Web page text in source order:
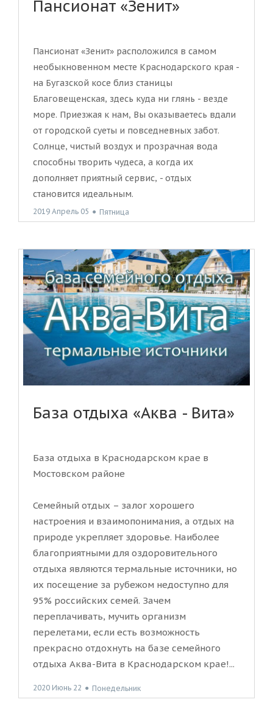
Пансионат «Зенит»
Пансионат «Зенит» расположился в самом
необыкновенном месте Краснодарского края -
на Бугазской косе близ станицы
Благовещенская, здесь куда ни глянь - везде
море. Приезжая к нам, Вы оказываетесь вдали
от городской суеты и повседневных забот.
Солнце, чистый воздух и прозрачная вода
способны творить чудеса, а когда их
дополняет приятный сервис, - отдых
становится идеальным.
2019 Апрель 05 ● Пятница
База отдыха «Аква - Вита»
База отдыха в Краснодарском крае в
Мостовском районе
Семейный отдых – залог хорошего
настроения и взаимопонимания, а отдых на
природе укрепляет здоровье. Наиболее
благоприятными для оздоровительного
отдыха являются термальные источники, но
их посещение за рубежом недоступно для
95% российских семей. Зачем
переплачивать, мучить организм
перелетами, если есть возможность
прекрасно отдохнуть на базе семейного
отдыха Аква-Вита в Краснодарском крае!...
2020 Июнь 22 ● Понедельник